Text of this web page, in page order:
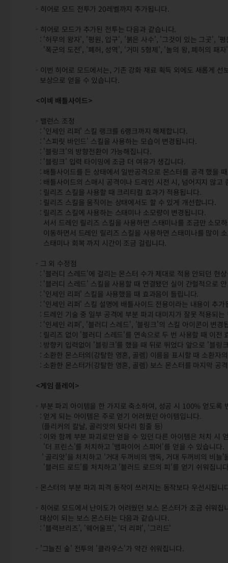
- 히어로 모드 전투가 20레벨까지 추가됩니다.
- 히어로 모드가 추가된 전투는 다음과 같습니다.
: '허무의 왕자', '평원, 입구', '붉은 사수', '그것이 있는 그곳', '
'폭군의 도전', '폐허, 성역', '거미 5형제', '놀의 왕, 폐허의 패
- 이번 히어로 모드에서는, 기존 강화 재료 획득 외에도 새롭게 선
보상으로 얻을 수 있습니다.
<이비 배틀사이드>
- 밸런스 조정
: '인세인 리퍼' 스킬 랭크를 6랭크까지 해제합니다.
: '스피릿 바인드' 스킬을 사용하는 모습이 변경됩니다.
: '블링크'의 방향전환이 가능해집니다.
: '블링크' 입력 타이밍에 조금 더 여유가 생깁니다.
: 배틀사이드를 든 상태에서 일반공격으로 몬스터를 공격 했을
: 배틀사이드의 스매시 공격이나 드레인 시전 시, 넘어지지 않고
: 릴리즈 스킬을 사용할 때 크리티컬 효과가 적용됩니다.
: 릴리즈 스킬을 움직이는 상태에서도 할 수 있게 개선합니다.
: 릴리즈 스킬에 사용하는 스태미나 소모량이 변경됩니다.
서서 드레인 릴리즈 스킬을 사용하면 스태미나를 조금만 소모
이동하면서 드레인 릴리즈 스킬을 사용하면 스태미나를 많이
스태미나 회복 까지 시간이 조금 걸립니다.
- 그 외 수정점
: '블러디 스레드'에 걸리는 몬스터 수가 제대로 적용 안되던 현
: '블러디 스레드' 스킬을 사용할 때 연결됐던 실이 간헐적으로
: '인세인 리퍼' 스킬을 사용했을 때 효과음이 들립니다.
: '인세인 리퍼' 스킬 설명에 배틀사이드 전용이라는 내용이 추가
: 드레인 기술 중 일부 공격에 부분 파괴 대미지가 잘못 적용되는
: '인세인 리퍼', '블러디 스레드', '블링크'의 스킬 아이콘이 변경
: 릴리즈 없이 '블러디 스레드'를 연속으로 두 번 사용할 때 이전
: 방향키 입력없이 '블링크'를 했을 때 뒤로 뛰었다 앞으로 '블링
: 소환한 몬스터의(강탈한 영혼, 골렘) 이름을 표시할 때 소환자
: 소환한 몬스터가(강탈한 영혼, 골렘) 보스 몬스터를 마지막 공
<게임 플레이>
- 부분 파괴 아이템을 한 가지로 축소하여, 성공 시 100% 얻도록
: 얻게 되는 아이템은 주로 얻기 어려웠던 아이템입니다.
(플리커의 칼날, 골리앗의 뒷다리 힘줄 등)
: 이와 함께 부분 파괴로만 얻을 수 있던 다른 아이템은 처치 시
'더 프린스'를 처치하고 '뱀파이어 스피어'를 얻을 수 있습니다.
' 골리앗'을 처치하고 '거대 두꺼비의 맹독, 거대 두꺼비의 비늘'
'블러드 로드'를 처치하고 '블러드 로드의 피'를 얻기 쉬워집니
- 몬스터의 부분 파괴 피격 동작이 쓰러지는 동작보다 우선시됩니
- 히어로 모드에서 난이도가 어려웠던 보스 몬스터가 조금 쉬워집
대상이 되는 보스 몬스터는 다음과 같습니다.
: '블랙브리즈', '웨어울프', '더 리퍼', '그리드'
- '그늘진 숲' 전투의 '클라우스'가 약간 쉬워집니다.